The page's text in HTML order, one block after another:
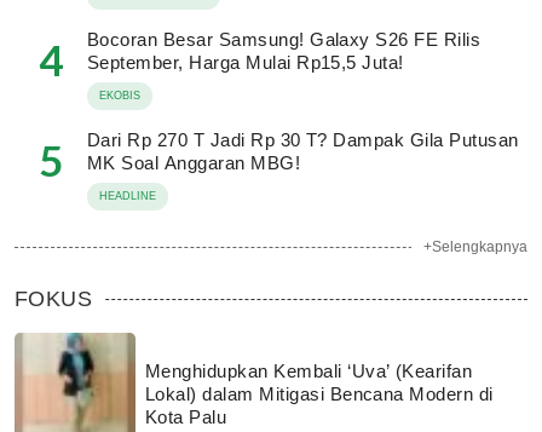
4
Bocoran Besar Samsung! Galaxy S26 FE Rilis
September, Harga Mulai Rp15,5 Juta!
EKOBIS
5
Dari Rp 270 T Jadi Rp 30 T? Dampak Gila Putusan
MK Soal Anggaran MBG!
HEADLINE
+Selengkapnya
FOKUS
Menghidupkan Kembali ‘Uva’ (Kearifan
Lokal) dalam Mitigasi Bencana Modern di
Kota Palu